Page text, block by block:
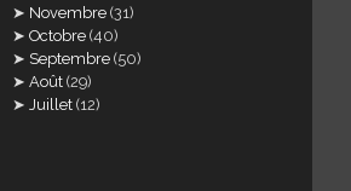
Novembre (31)
Octobre (40)
Septembre (50)
Août (29)
Juillet (12)